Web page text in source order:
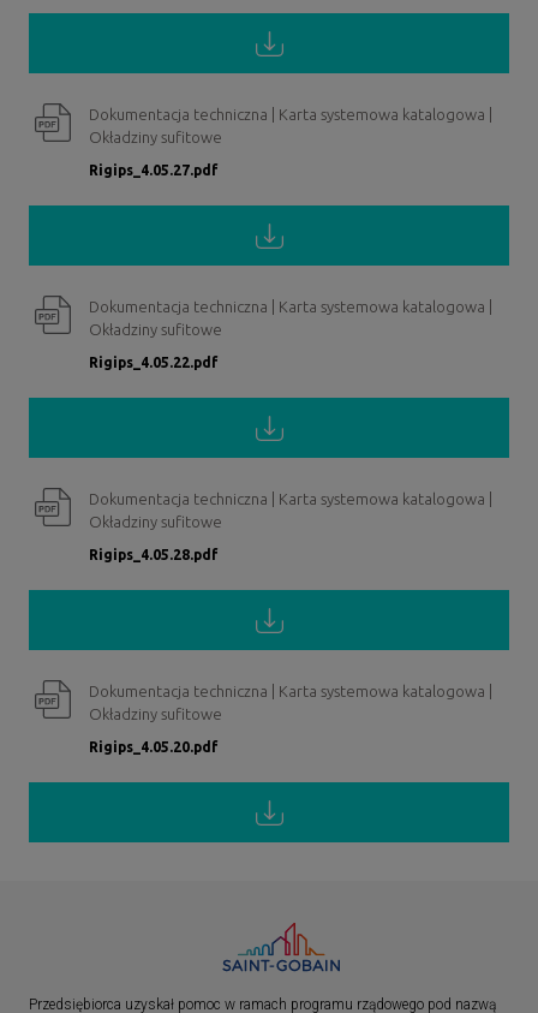
Dokumentacja techniczna | Karta systemowa katalogowa |
Okładziny sufitowe
Rigips_4.05.27.pdf
Dokumentacja techniczna | Karta systemowa katalogowa |
Okładziny sufitowe
Rigips_4.05.22.pdf
Dokumentacja techniczna | Karta systemowa katalogowa |
Okładziny sufitowe
Rigips_4.05.28.pdf
Dokumentacja techniczna | Karta systemowa katalogowa |
Okładziny sufitowe
Rigips_4.05.20.pdf
Przedsiębiorca uzyskał pomoc w ramach programu rządowego pod nazwą